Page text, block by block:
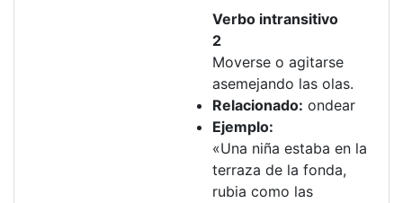
Verbo intransitivo
2
Moverse o agitarse
asemejando las olas.
Relacionado: ondear
Ejemplo:
«Una niña estaba en la
terraza de la fonda,
rubia como las